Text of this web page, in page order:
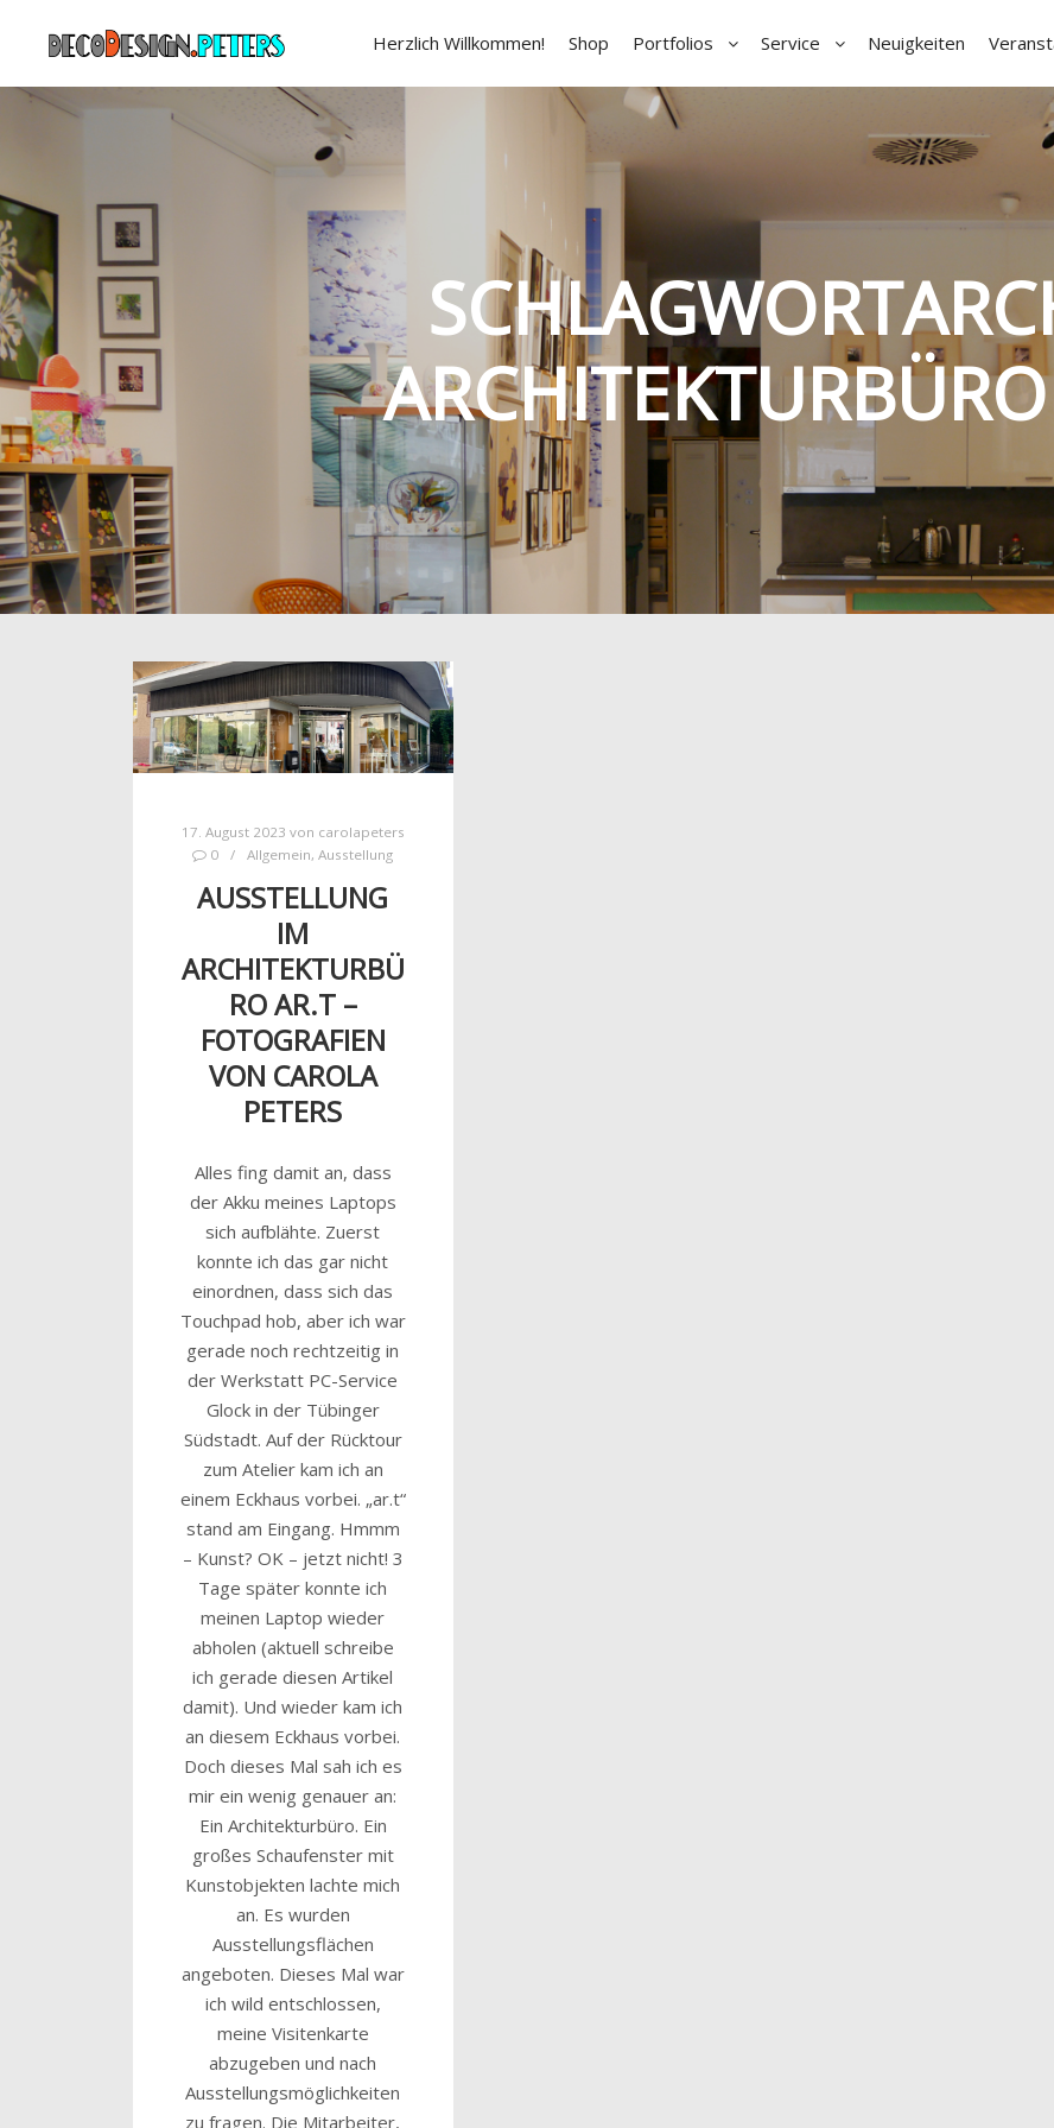
Herzlich Willkommen! Shop Portfolios Service Neuigkeiten
17. August 2023 von carolapeters
0
Allgemein,Ausstellung
AUSSTELLUNG
IM
ARCHITEKTURBÜ
RO AR.T –
FOTOGRAFIEN
VON CAROLA
PETERS
Alles fing damit an, dass
der Akku meines Laptops
sich aufblähte. Zuerst
konnte ich das gar nicht
einordnen, dass sich das
Touchpad hob, aber ich war
gerade noch rechtzeitig in
der Werkstatt PC-Service
Glock in der Tübinger
Südstadt. Auf der Rücktour
zum Atelier kam ich an
einem Eckhaus vorbei. „ar.t“
stand am Eingang. Hmmm
– Kunst? OK – jetzt nicht! 3
Tage später konnte ich
meinen Laptop wieder
abholen (aktuell schreibe
ich gerade diesen Artikel
damit). Und wieder kam ich
an diesem Eckhaus vorbei.
Doch dieses Mal sah ich es
mir ein wenig genauer an:
Ein Architekturbüro. Ein
großes Schaufenster mit
Kunstobjekten lachte mich
an. Es wurden
Ausstellungsflächen
angeboten. Dieses Mal war
ich wild entschlossen,
meine Visitenkarte
abzugeben und nach
Ausstellungsmöglichkeiten
zu fragen. Die Mitarbeiter,